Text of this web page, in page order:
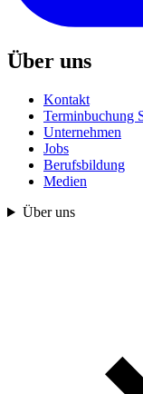
Über uns
Kontakt
Terminbuchung
Unternehmen
Jobs
Berufsbildung
Medien
Über uns